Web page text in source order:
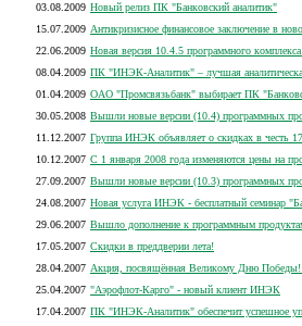
03.08.2009 Новый релиз ПК "Банковский аналитик"
15.07.2009 Антикризисное финансовое заключение в
22.06.2009 Новая версия 10.4.5 программного
08.04.2009 ПК "ИНЭК-Аналитик" – лучшая
01.04.2009 ОАО "Промсвязьбанк" выбирает ПК
30.05.2008 Вышли новые версии (10.4) программных
11.12.2007 Группа ИНЭК объявляет о скидках в честь
10.12.2007 С 1 января 2008 года изменяются цены на
27.09.2007 Вышли новые версии (10.3) программных
24.08.2007 Новая услуга ИНЭК - бесплатный семинар
29.06.2007 Вышло дополнение к программным
17.05.2007 Скидки в преддверии лета!
28.04.2007 Акция, посвящённая Великому Дню
25.04.2007 "Аэрофлот-Карго" - новый клиент ИНЭК
17.04.2007 ПК "ИНЭК-Аналитик" обеспечит успешное